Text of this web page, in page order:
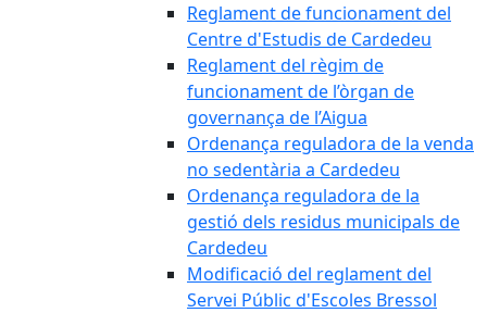
Reglament de funcionament del
Centre d'Estudis de Cardedeu
Reglament del règim de
funcionament de l’òrgan de
governança de l’Aigua
Ordenança reguladora de la venda
no sedentària a Cardedeu
Ordenança reguladora de la
gestió dels residus municipals de
Cardedeu
Modificació del reglament del
Servei Públic d'Escoles Bressol